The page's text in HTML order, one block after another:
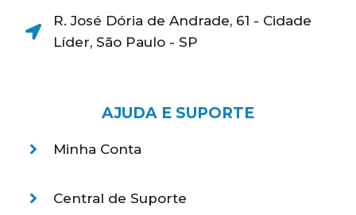
R. José Dória de Andrade, 61 - Cidade
Líder, São Paulo - SP
AJUDA E SUPORTE
Minha Conta
Central de Suporte